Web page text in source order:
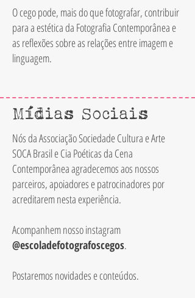
O cego pode, mais do que fotografar, contribuir
para a estética da Fotografia Contemporânea e
as reflexões sobre as relações entre imagem e
linguagem.
Mídias Sociais
Nós da Associação Sociedade Cultura e Arte
SOCA Brasil e Cia Poéticas da Cena
Contemporânea agradecemos aos nossos
parceiros, apoiadores e patrocinadores por
acreditarem nesta experiência.
Acompanhem nosso instagram
@escoladefotografoscegos.
Postaremos novidades e conteúdos.